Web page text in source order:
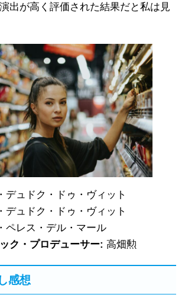
出が高く評価された結果だと私は見
デュドク・ドゥ・ヴィット
デュドク・ドゥ・ヴィット
ペレス・デル・マール
ク・プロデューサー: 高畑勲
感想